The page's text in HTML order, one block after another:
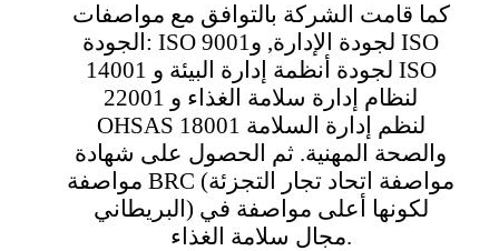
كما قامت الشركة بالتوافق مع مواصفات
الجودة: ISO 9001لجودة الإدارة, و ISO
14001 لجودة أنظمة إدارة البيئة و ISO
22001 لنظام إدارة سلامة الغذاء و
OHSAS 18001 لنظم إدارة السلامة
والصحة المهنية. ثم الحصول على شهادة
مواصفة BRC (مواصفة اتحاد تجار التجزئة
البريطاني) لكونها أعلى مواصفة في
مجال سلامة الغذاء.